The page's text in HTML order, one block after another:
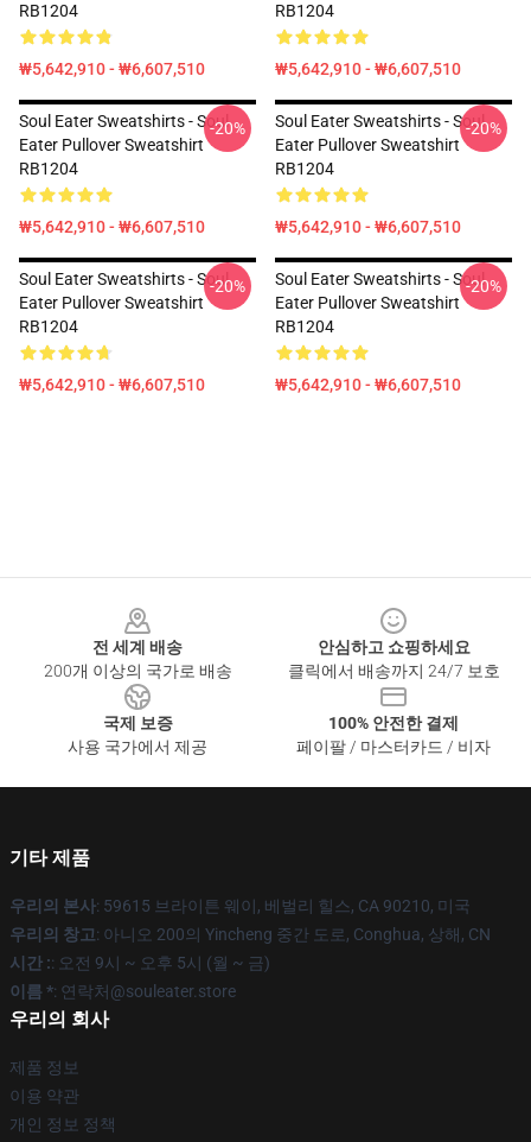
RB1204
₩5,642,910 - ₩6,607,510
RB1204
₩5,642,910 - ₩6,607,510
Soul Eater Sweatshirts - Soul
Eater Pullover Sweatshirt
RB1204
₩5,642,910 - ₩6,607,510
-20%
Soul Eater Sweatshirts - Soul
Eater Pullover Sweatshirt
RB1204
₩5,642,910 - ₩6,607,510
-20%
Soul Eater Sweatshirts - Soul
Eater Pullover Sweatshirt
RB1204
₩5,642,910 - ₩6,607,510
-20%
Soul Eater Sweatshirts - Soul
Eater Pullover Sweatshirt
RB1204
₩5,642,910 - ₩6,607,510
-20%
전 세계 배송
200개 이상의 국가로 배송
안심하고 쇼핑하세요
클릭에서 배송까지 24/7 보호
국제 보증
사용 국가에서 제공
100% 안전한 결제
페이팔 / 마스터카드 / 비자
기타 제품
우리의 본사: 59615 브라이튼 웨이, 베벌리 힐스, CA 90210, 미국
우리의 창고: 아니오 200의 Yincheng 중간 도로, Conghua, 상해, CN
시간 :: 오전 9시 ~ 오후 5시 (월 ~ 금)
이름 *: 연락처@souleater.store
우리의 회사
제품 정보
이용 약관
개인 정보 정책